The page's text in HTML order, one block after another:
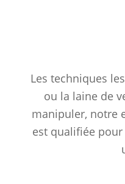
Les techniques
ou la laine de
manipuler, notre
est qualifiée